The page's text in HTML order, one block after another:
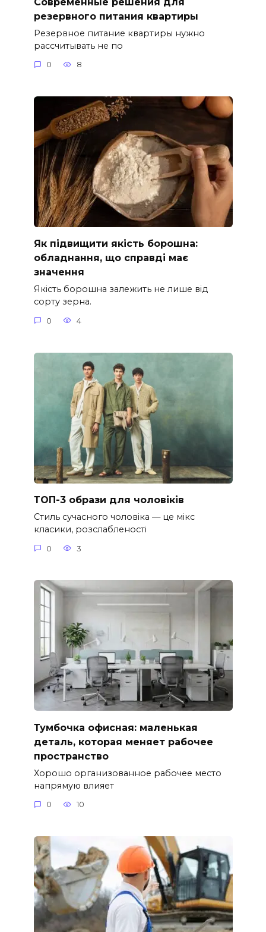
резервного питания квартиры
Резервное питание квартиры нужно
рассчитывать не по
0 8
Як підвищити якість борошна:
обладнання, що справді має
значення
Якість борошна залежить не лише від
сорту зерна.
0 4
ТОП-3 образи для чоловіків
Стиль сучасного чоловіка — це мікс
класики, розслабленості
0 3
Тумбочка офисная: маленькая
деталь, которая меняет рабочее
пространство
Хорошо организованное рабочее место
напрямую влияет
0 10